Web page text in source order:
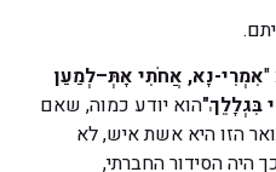
"אִמְרִי-נָא, אֲחֹתִי אָתְּ–לְמַעַן
בִּגְלָלֵךְ"הוא יודע כמוה, שאם
הזו היא אשת איש, לא
היה הסידור החברתי,